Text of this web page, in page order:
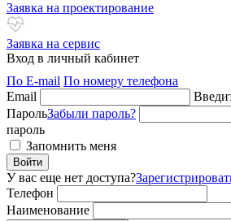
Заявка на проектирование
Заявка на сервис
Вход в личный кабинет
По E-mail По номеру телефона
Email
ПарольЗабыли пароль?
пароль
Запомнить меня
Войти
У вас еще нет доступа?
Телефон
Наименование